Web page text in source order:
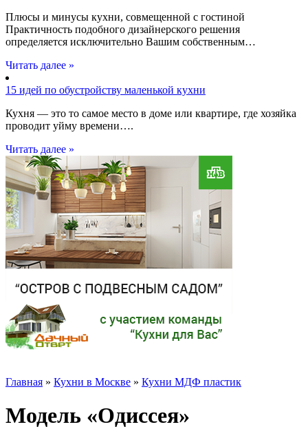
Плюсы и минусы кухни, совмещенной с гостиной
Практичность подобного дизайнерского решения
определяется исключительно Вашим собственным…
Читать далее »
15 идей по обустройству маленькой кухни
Кухня — это то самое место в доме или квартире, где хозяйка
проводит уйму времени….
Читать далее »
Главная » Кухни в Москве » Кухни МДФ пластик
Модель «Одиссея»